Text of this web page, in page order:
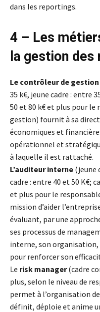
dans les reportings.
4 – Les
la gestion des
Le contrôleur de gestion
35 k€, jeune cadre : entre
50 et 80 k€ et plus pour le
gestion) fournit à sa
économiques et
opérationnel et
à laquelle il est rattaché.
L’auditeur interne (jeune
cadre : entre 40 et 50 K€;
et plus pour le
mission d’aider
évaluant, par une
ses processus de
interne, son
pour renforcer son
Le risk manager(cadre
plus, selon le niveau de
permet à l’organisation
définit, déploie et anime